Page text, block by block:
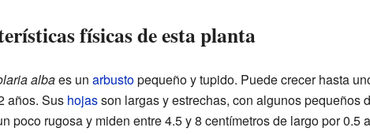
físicas de esta planta
albaes un arbustopequeño y tupido. Puede crecer hasta
años. Sus hojasson largas y estrechas, con algunos pequeños
poco rugosa y miden entre 4.5 y 8 centímetros de largo por 0.5